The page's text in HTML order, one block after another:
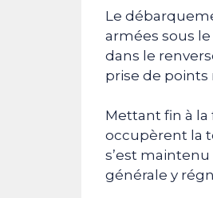
Le
armées sous
dans le
prise de points
Mettant fin à la
occupèrent la
s’est maintenu
générale y